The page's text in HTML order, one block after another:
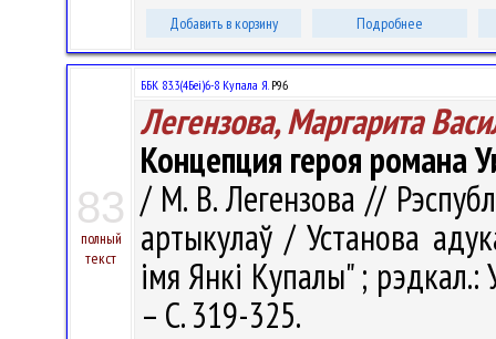
Добавить в корзину Подробнее
83
полный
текст
ББК 83.3(4Беі)6-8 Купала Я.Р96
Легензова, Маргарита
Концепция героя романа
/ М. В. Легензова //
артыкулаў / Установа
імя Янкі Купалы" ;
– С. 319-325.